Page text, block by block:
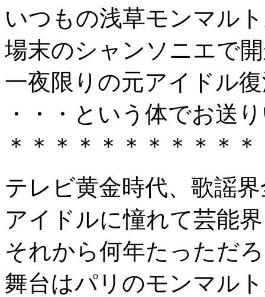
いつもの浅草モンマル
場末のシャンソニエで
一夜限りの元アイドル
・・・という体でお送
＊＊＊＊＊＊＊＊＊＊
テレビ黄金時代、歌謡
アイドルに憧れて芸能
それから何年たっただ
舞台はパリのモンマル